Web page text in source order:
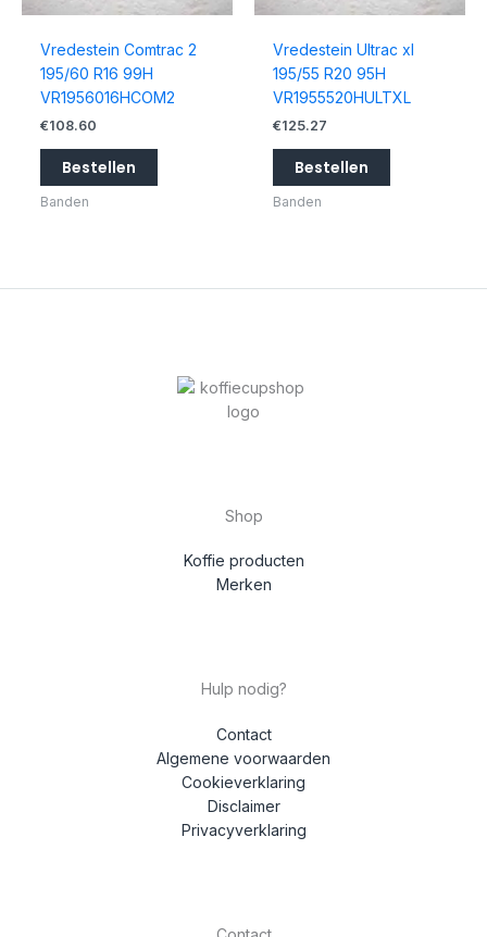
Vredestein Comtrac 2
195/60 R16 99H
VR1956016HCOM2
€108.60
Bestellen
Banden
Vredestein Ultrac xl
195/55 R20 95H
VR1955520HULTXL
€125.27
Bestellen
Banden
Shop
Koffie producten
Merken
Hulp nodig?
Contact
Algemene voorwaarden
Cookieverklaring
Disclaimer
Privacyverklaring